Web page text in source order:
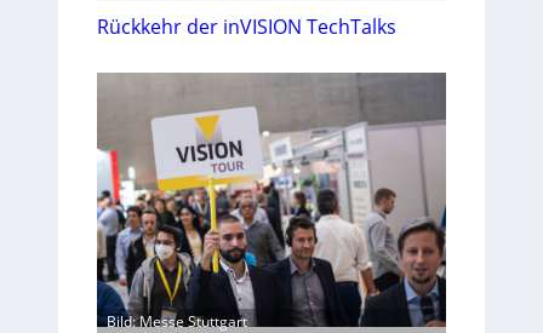
Rückkehr der inVISION TechTalks
Bild: Messe Stuttgart